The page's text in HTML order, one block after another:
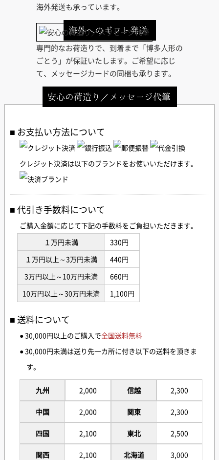
海外へのギフト発送
海外発送も承っています。
安心の荷造り／メッセージ代筆
専門的なお荷造りで、到着まで「博多人形の
ごとう」が保証いたします。ご希望に応じ
て、メッセージカードの同梱も承ります。
お支払い方法について
クレジット決済は以下のブランドをお使いいただけます。
代引き手数料について
ご購入金額に応じて下記の手数料をご負担いただきます。
１万円未満
330円
１万円以上～3万円未満
440円
3万円以上～10万円未満
660円
10万円以上～30万円未満
1,100円
送料について
● 30,000円以上のご購入で全国送料無料
● 30,000円未満は送り先一カ所に付き以下の送料を頂きま
す。
九州
中国
四国
関西
2,000
2,000
2,100
2,100
信越
関東
東北
北海道
2,300
2,300
2,500
3,000